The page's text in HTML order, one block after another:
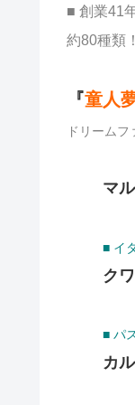
■ 創業41
約80種類
『童人
ドリームフ
マ
■ イ
ク
■ パ
カ